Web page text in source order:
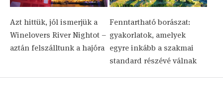
Azt hittük, jól ismerjük a
Winelovers River Nightot –
aztán felszálltunk a hajóra
Fenntartható borászat:
gyakorlatok, amelyek
egyre inkább a szakmai
standard részévé válnak